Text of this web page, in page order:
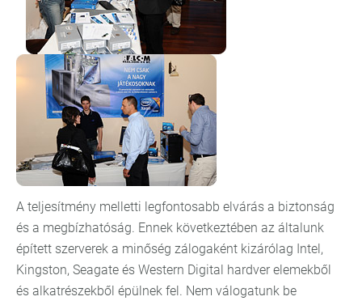
A teljesítmény melletti legfontosabb elvárás a biztonság
és a megbízhatóság. Ennek következtében az általunk
épített szerverek a minőség zálogaként kizárólag Intel,
Kingston, Seagate és Western Digital hardver elemekből
és alkatrészekből épülnek fel. Nem válogatunk be